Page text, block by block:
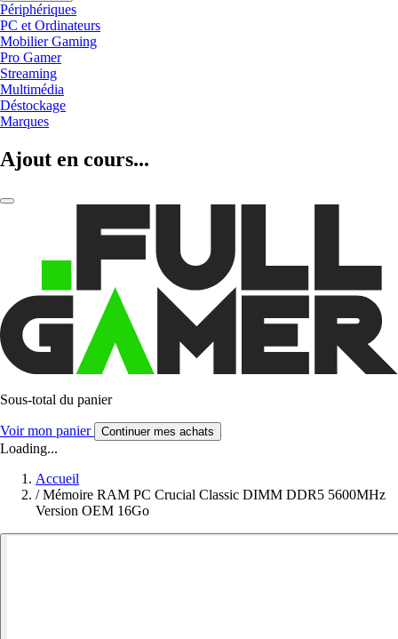
Périphériques
PC et Ordinateurs
Mobilier Gaming
Pro Gamer
Streaming
Multimédia
Déstockage
Marques
Ajout en cours...
Sous-total du panier
Voir mon panier Continuer mes achats
Loading...
Accueil
/ Mémoire RAM PC Crucial Classic DIMM DDR5 5600MHz
Version OEM 16Go